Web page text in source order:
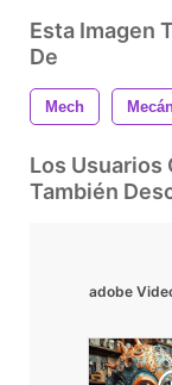
Esta Imagen
De
Mech
Los Usuarios
También
adobe